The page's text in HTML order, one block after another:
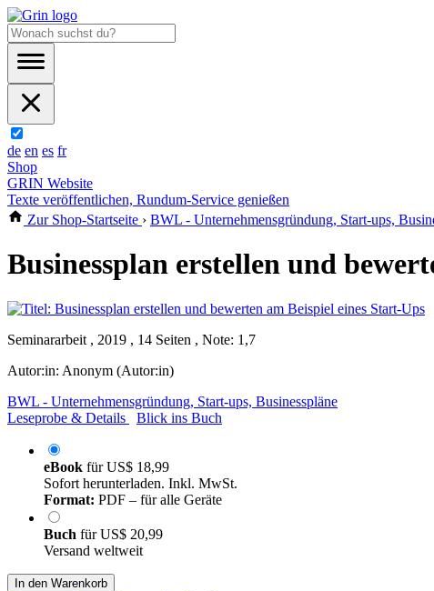
de en es fr
Shop
GRIN Website
Texte veröffentlichen, Rundum-Service genießen
Zur Shop-Startseite › BWL - Unternehmensgründung, Start-ups,
Businessplan erstellen und
Seminararbeit , 2019 , 14 Seiten , Note: 1,7
Autor:in: Anonym (Autor:in)
BWL - Unternehmensgründung, Start-ups, Businesspläne
Leseprobe & Details
Blick ins Buch
eBook fürUS$ 18,99
Sofort herunterladen. Inkl. MwSt.
Format: PDF – für alle Geräte
Buch fürUS$ 20,99
Versand weltweit
In den Warenkorb